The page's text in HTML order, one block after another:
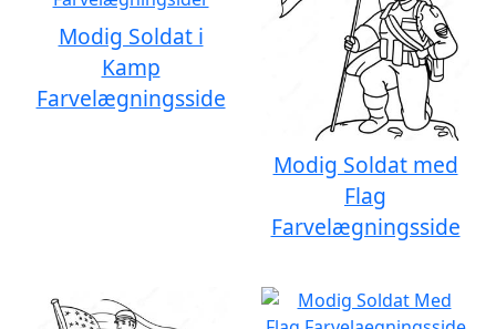
Modig Soldat i
Kamp
Farvelægningsside
Modig Soldat med
Flag
Farvelægningsside